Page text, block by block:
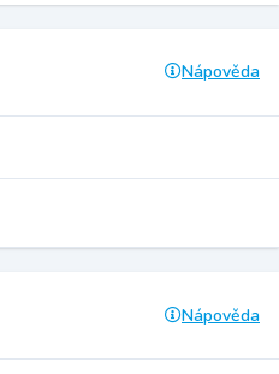
Nápověda
Nápověda